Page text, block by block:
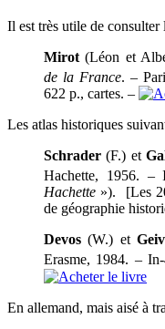
Il est très utile de consulter
Mirot(Léon et
de la France. –
622 p., cartes. –
Les atlas historiques
Schrader (F.) et
Hachette, 1956. –
Hachette »). [Les
de géographie
Devos (W.) et
Erasme, 1984. –
En allemand, mais aisé à